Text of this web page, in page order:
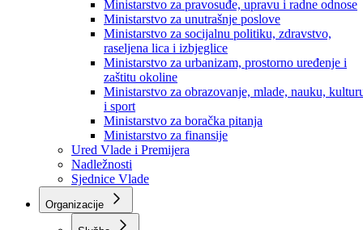
Ministarstva
Ministarstvo za privredu
Ministarstvo za pravosuđe, upravu i radne odnose
Ministarstvo za unutrašnje poslove
Ministarstvo za socijalnu politiku, zdravstvo,
raseljena lica i izbjeglice
Ministarstvo za urbanizam, prostorno uređenje i
zaštitu okoline
Ministarstvo za obrazovanje, mlade, nauku,
i sport
Ministarstvo za boračka pitanja
Ministarstvo za finansije
Ured Vlade i Premijera
Nadležnosti
Sjednice Vlade